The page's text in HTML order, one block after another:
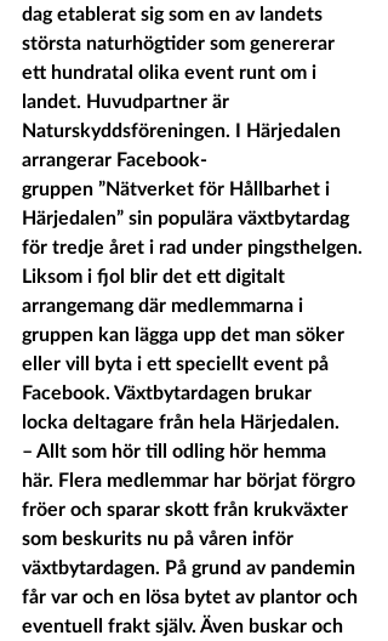
dag etablerat sig som en av landets
största naturhögtider som genererar
ett hundratal olika event runt om i
landet. Huvudpartner är
Naturskyddsföreningen. I Härjedalen
arrangerar Facebook-
gruppen ”Nätverket för Hållbarhet i
Härjedalen” sin populära växtbytardag
för tredje året i rad under pingsthelgen.
Liksom i fjol blir det ett digitalt
arrangemang där medlemmarna i
gruppen kan lägga upp det man söker
eller vill byta i ett speciellt event på
Facebook. Växtbytardagen brukar
locka deltagare från hela Härjedalen.
– Allt som hör till odling hör hemma
här. Flera medlemmar har börjat förgro
fröer och sparar skott från krukväxter
som beskurits nu på våren inför
växtbytardagen. På grund av pandemin
får var och en lösa bytet av plantor och
eventuell frakt själv. Även buskar och